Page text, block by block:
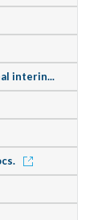
interin...